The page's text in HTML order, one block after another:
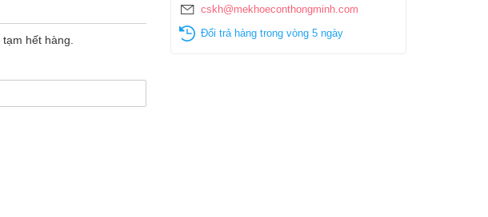
tạm hết hàng.
cskh@mekhoeconthongminh.com
Đổi trả hàng trong vòng 5 ngày